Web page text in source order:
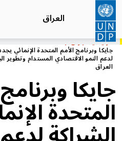
تجاوز
إلى
المحتوى
الرئيسي
العراق
الرئيسيةالعراق
جايكا وبرنامج الأمم المتحدة الإنمائي
لدعم النمو الاقتصادي المستدام وتطوير
العراق
جايكا
المتحدة